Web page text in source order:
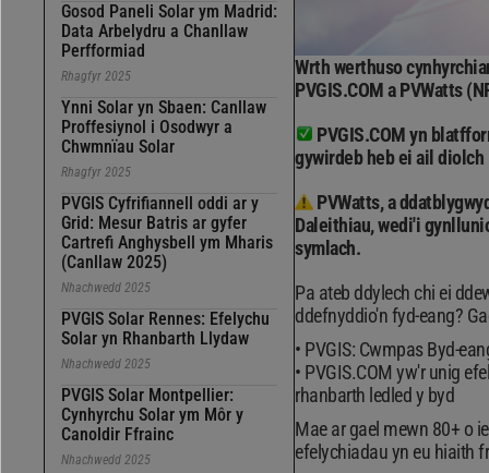
Gosod Paneli Solar ym Madrid:
Data Arbelydru a Chanllaw
Perfformiad
Rhagfyr 2025
Ynni Solar yn Sbaen: Canllaw
Proffesiynol i Osodwyr a
Chwmnïau Solar
Rhagfyr 2025
PVGIS Cyfrifiannell oddi ar y
Grid: Mesur Batris ar gyfer
Cartrefi Anghysbell ym Mharis
(Canllaw 2025)
Nhachwedd 2025
PVGIS Solar Rennes: Efelychu
Solar yn Rhanbarth Llydaw
Nhachwedd 2025
PVGIS Solar Montpellier:
Cynhyrchu Solar ym Môr y
Canoldir Ffrainc
Nhachwedd 2025
Wrth werthuso
PVGIS.COM a PVWatts
PVGIS.COM yn
gywirdeb heb ei ail
PVWatts, a
Daleithiau, wedi'i
symlach.
Pa ateb ddylech chi ei
ddefnyddio'n fyd-eang?
PVGIS: Cwmpas Byd-
PVGIS.COM yw'r unig
rhanbarth ledled y byd
Mae ar gael mewn 80+ o
efelychiadau yn eu hiaith